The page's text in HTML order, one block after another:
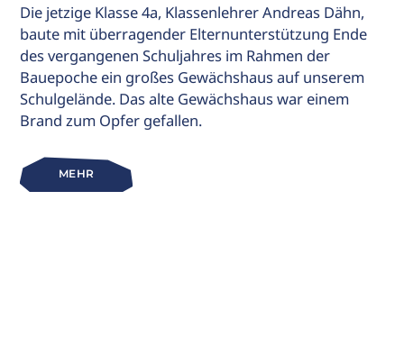
Die jetzige Klasse 4a, Klassenlehrer Andreas Dähn,
baute mit überragender Elternunterstützung Ende
des vergangenen Schuljahres im Rahmen der
Bauepoche ein großes Gewächshaus auf unserem
Schulgelände. Das alte Gewächshaus war einem
Brand zum Opfer gefallen.
MEHR